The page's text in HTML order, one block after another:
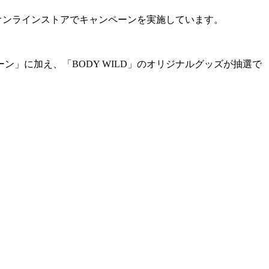
ラインストアでキャンペーンを実施しています。
」に加え、「BODY WILD」のオリジナルグッズが抽選で